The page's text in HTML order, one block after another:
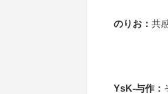
のりお： 共
YsK-与作：